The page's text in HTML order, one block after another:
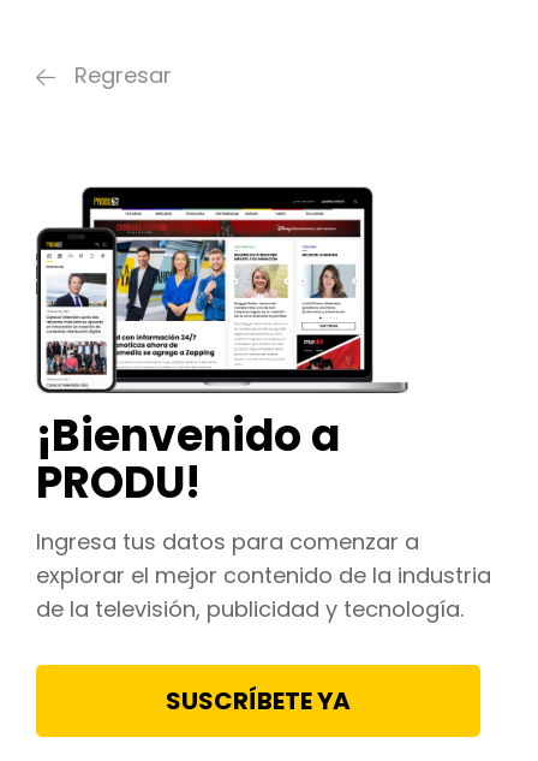
Regresar
¡Bienvenido a
PRODU!
Ingresa tus datos para comenzar a
explorar el mejor contenido de la industria
de la televisión, publicidad y tecnología.
SUSCRÍBETE YA